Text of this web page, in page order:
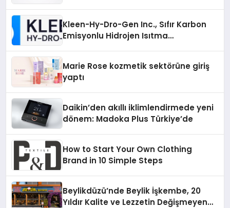
Kleen-Hy-Dro-Gen Inc., Sıfır Karbon
Emisyonlu Hidrojen Isıtma
Marie Rose kozmetik sektörüne giriş
yaptı
Daikin’den akıllı iklimlendirmede yeni
dönem: Madoka Plus Türkiye’de
How to Start Your Own Clothing
Brand in 10 Simple Steps
Beylikdüzü’nde Beylik İşkembe, 20
Yıldır Kalite ve Lezzetin Değişmeyen